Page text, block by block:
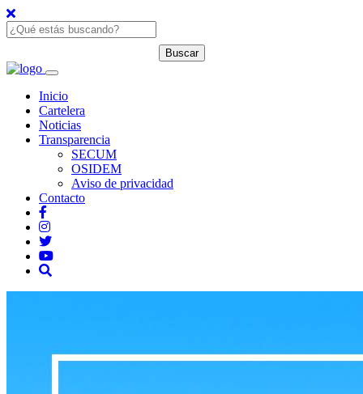
Inicio
Cartelera
Noticias
Transparencia
SECUM
OSIDEM
Aviso de privacidad
Contacto